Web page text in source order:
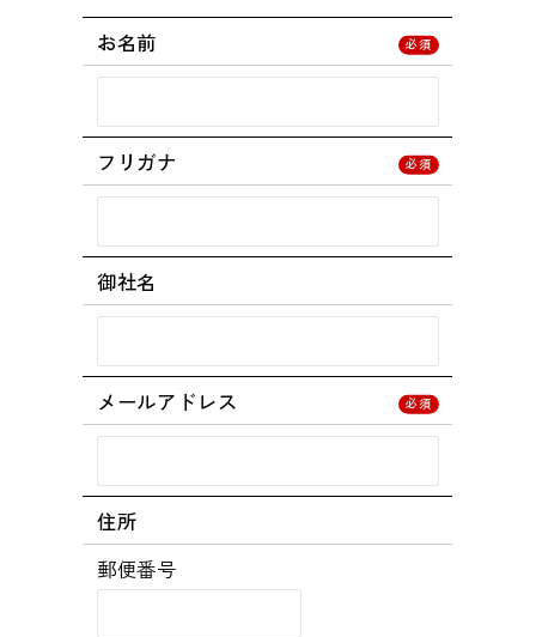
お名前
フリガナ
御社名
メールアドレス
住所
郵便番号